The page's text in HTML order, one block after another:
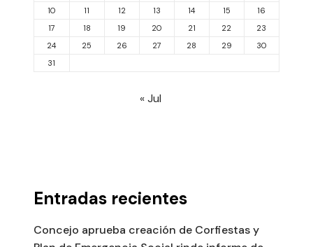
10
11 12 13 14 15
16
17
18 19 20 21 22
23
24
25 26 27 28 29
30
31
« Jul
Entradas recientes
Concejo aprueba creación de Corfiestas y